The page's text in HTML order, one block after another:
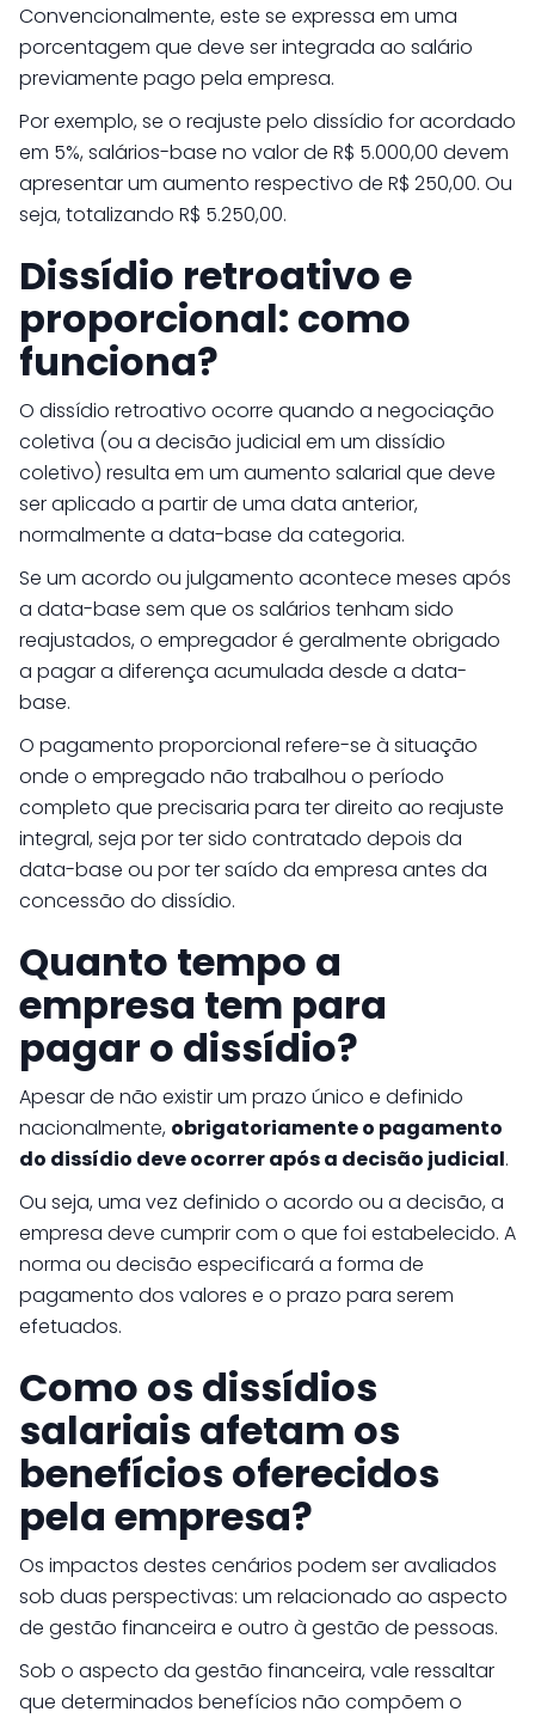
Convencionalmente, este se expressa em uma
porcentagem que deve ser integrada ao salário
previamente pago pela empresa.
Por exemplo, se o reajuste pelo dissídio for acordado
em 5%, salários-base no valor de R$ 5.000,00 devem
apresentar um aumento respectivo de R$ 250,00. Ou
seja, totalizando R$ 5.250,00.
Dissídio retroativo e
proporcional: como
funciona?
O dissídio retroativo ocorre quando a negociação
coletiva (ou a decisão judicial em um dissídio
coletivo) resulta em um aumento salarial que deve
ser aplicado a partir de uma data anterior,
normalmente a data-base da categoria.
Se um acordo ou julgamento acontece meses após
a data-base sem que os salários tenham sido
reajustados, o empregador é geralmente obrigado
a pagar a diferença acumulada desde a data-
base.
O pagamento proporcional refere-se à situação
onde o empregado não trabalhou o período
completo que precisaria para ter direito ao reajuste
integral, seja por ter sido contratado depois da
data-base ou por ter saído da empresa antes da
concessão do dissídio.
Quanto tempo a
empresa tem para
pagar o dissídio?
Apesar de não existir um prazo único e definido
nacionalmente, obrigatoriamente o pagamento
do dissídio deve ocorrer após a decisão judicial.
Ou seja, uma vez definido o acordo ou a decisão, a
empresa deve cumprir com o que foi estabelecido. A
norma ou decisão especificará a forma de
pagamento dos valores e o prazo para serem
efetuados.
Como os dissídios
salariais afetam os
benefícios oferecidos
pela empresa?
Os impactos destes cenários podem ser avaliados
sob duas perspectivas: um relacionado ao aspecto
de gestão financeira e outro à gestão de pessoas.
Sob o aspecto da gestão financeira, vale ressaltar
que determinados benefícios não compõem o